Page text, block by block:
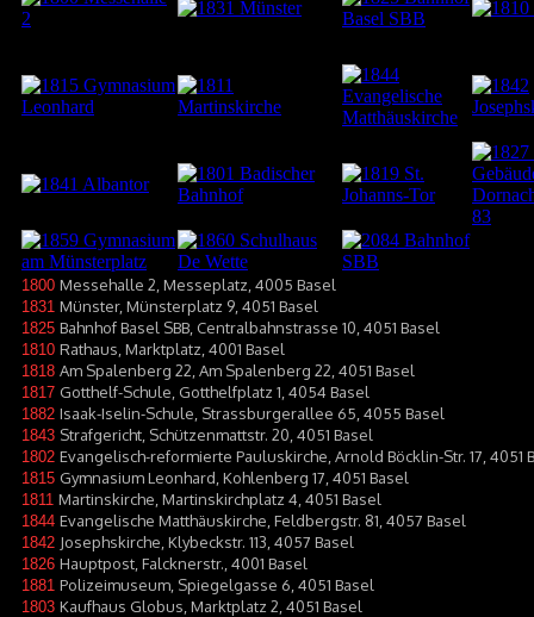
1800 Messehalle 2, Messeplatz, 4005 Basel
1831 Münster, Münsterplatz 9, 4051 Basel
1825 Bahnhof Basel SBB, Centralbahnstrasse 10, 4051 Basel
1810 Rathaus, Marktplatz, 4001 Basel
1818 Am Spalenberg 22, Am Spalenberg 22, 4051 Basel
1817 Gotthelf-Schule, Gotthelfplatz 1, 4054 Basel
1882 Isaak-Iselin-Schule, Strassburgerallee 65, 4055 Basel
1843 Strafgericht, Schützenmattstr. 20, 4051 Basel
1802 Evangelisch-reformierte Pauluskirche, Arnold Böcklin-Str. 17, 4051
1815 Gymnasium Leonhard, Kohlenberg 17, 4051 Basel
1811 Martinskirche, Martinskirchplatz 4, 4051 Basel
1844 Evangelische Matthäuskirche, Feldbergstr. 81, 4057 Basel
1842 Josephskirche, Klybeckstr. 113, 4057 Basel
1826 Hauptpost, Falcknerstr., 4001 Basel
1881 Polizeimuseum, Spiegelgasse 6, 4051 Basel
1803 Kaufhaus Globus, Marktplatz 2, 4051 Basel